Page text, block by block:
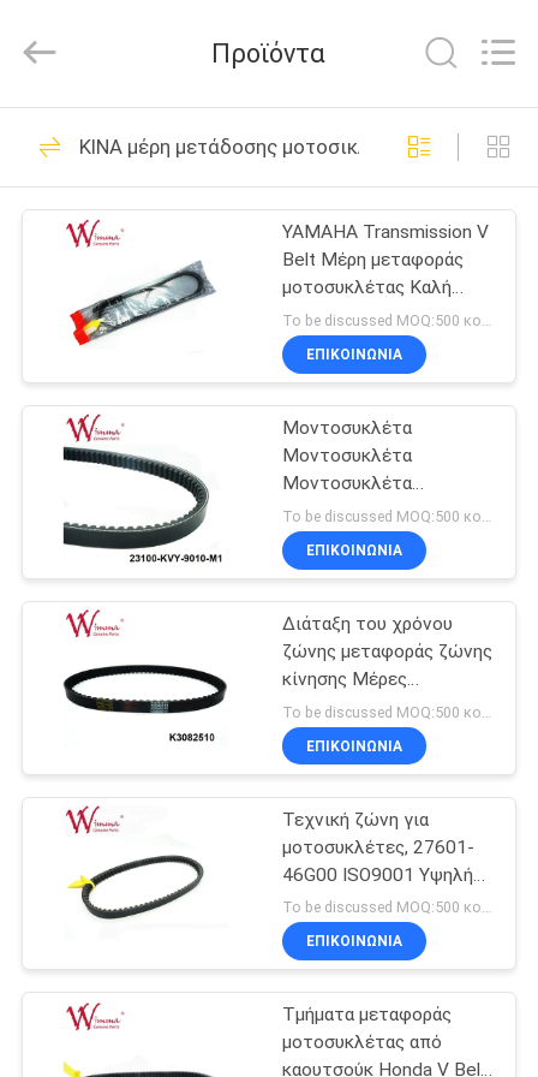
ΣΠΊΤΙ
ΠΡΟΪΌΝΤΑ
ΣΧΕΤΙΚΆ
ΜΕ
ΕΜΆΣ
ΕΠΙΣΚΕΨΉ
ΕΡΓΟΣΤΑΣΊΟΥ
ΈΛΕΓΧΟΣ
ΠΟΙΌΤΗΤΑΣ
ΖΗΤΉΣΤΕ
ΜΙΑ
ΠΡΟΣΦΟΡΆ
ΧΆΡΤΗΣ
ΙΣΤΌΤΟΠΟΥ
Parts
Rights
Ανταλλακτικά
μηχανών
μοτοσικλετών
388
ηλεκτρικά μέρη
μοτοσικλετών
199
μέρη μετάδοσης
μοτοσικλετών
25
Αυτόματη μηχανή
καλωδίων
11
Προϊόντα
ΚΙΝΑ μέρη μετάδοσης μοτοσικλετών
YAMAHA Transmission V
Belt Μέρη μεταφοράς
μοτοσυκλέτας Καλή
απόδοση 44D-E7641-00To be discussed MOQ:500 κομμάτια
ΕΠΙΚΟΙΝΩΝΙΑ
Μοντοσυκλέτα
Μοντοσυκλέτα
Μοντοσυκλέτα
Μοντοσυκλέτα
ΕΠΙΚΟΙΝΩΝΙΑ
Διάταξη του χρόνου
ζώνης μεταφοράς ζώνης
κίνησης Μέρες
μετάδοσης
μοτοσικλέτας K3082510
ISO9001
ΕΠΙΚΟΙΝΩΝΙΑ
Τεχνική ζώνη για
μοτοσυκλέτες, 27601-
46G00 ISO9001 Υψηλής
ποιότητας
To be discussed MOQ:500 κομμάτια
ΕΠΙΚΟΙΝΩΝΙΑ
Τμήματα μεταφοράς
μοτοσυκλέτας από
καουτσούκ Honda V Belt